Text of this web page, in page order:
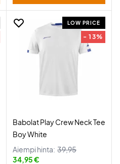
LOW PRICE
- 13%
Babolat Play Crew Neck Tee
Boy White
Aiempi hinta: 39,95
34,95 €